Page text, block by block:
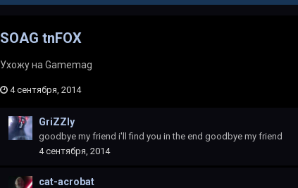
SOAG tnFOX
Ухожу на Gamemag
4 сентября, 2014
GriZZly
goodbye my friend i'll find you in the end goodbye my friend
4 сентября, 2014
cat-acrobat